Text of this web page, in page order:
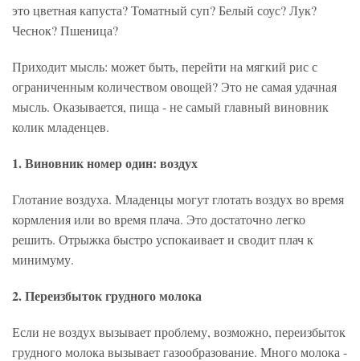
это цветная капуста? Томатный суп? Белый соус? Лук?
Чеснок? Пшеница?
Приходит мысль: может быть, перейти на мягкий рис с
ограниченным количеством овощей? Это не самая удачная
мысль. Оказывается, пища - не самый главный виновник
колик младенцев.
1. Виновник номер один: воздух
Глотание воздуха. Младенцы могут глотать воздух во время
кормления или во время плача. Это достаточно легко
решить. Отрыжка быстро успокаивает и сводит плач к
минимуму.
2. Переизбыток грудного молока
Если не воздух вызывает проблему, возможно, переизбыток
грудного молока вызывает газообразование. Много молока -